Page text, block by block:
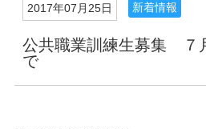
2017年07月25日 新着情報
公共職業訓練生募集 ７
で